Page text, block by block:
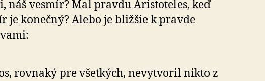
náš vesmír? Mal pravdu Aristoteles, keď
je konečný? Alebo je bližšie k pravde
rovnaký pre všetkých, nevytvoril nikto z